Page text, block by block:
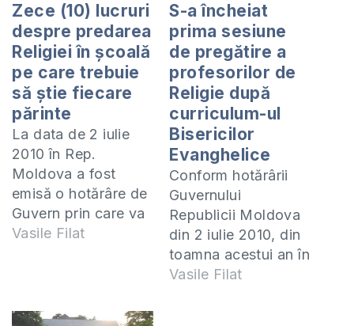
Zece (10) lucruri
despre predarea
Religiei în şcoală
pe care trebuie
să ştie fiecare
părinte
La data de 2 iulie
2010 în Rep.
Moldova a fost
emisă o hotărâre de
Guvern prin care va
fi introdusă
de învăţământ. Iată
Vasile Filat
S-a încheiat
prima sesiune
de pregătire a
profesorilor de
Religie după
curriculum-ul
Bisericilor
Evanghelice
Conform hotărârii
Guvernului
Republicii Moldova
din 2 iulie 2010, din
toamna acestui an în
şcolile publice a fost
Vasile Filat